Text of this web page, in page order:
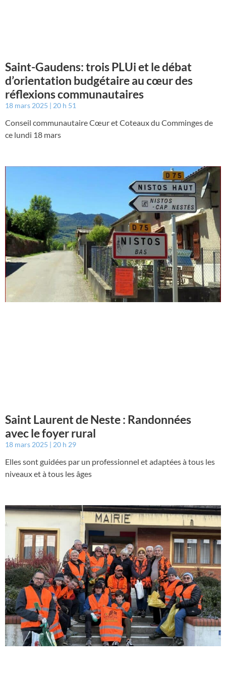
Saint-Gaudens: trois PLUi et le débat
d’orientation budgétaire au cœur des
réflexions communautaires
18 mars 2025 20 h 51
Conseil communautaire Cœur et Coteaux du Comminges de
ce lundi 18 mars
Saint Laurent de Neste : Randonnées
avec le foyer rural
18 mars 2025 20 h 29
Elles sont guidées par un professionnel et adaptées à tous les
niveaux et à tous les âges